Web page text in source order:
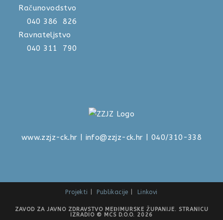
Računovodstvo
040 386 826
Ravnateljstvo
040 311 790
www.zzjz-ck.hr info@zzjz-ck.hr | 040/310-338
Projekti Publikacije Linkovi
ZAVOD ZA JAVNO ZDRAVSTVO MEĐIMURSKE ŽUPANIJE. STRANICU
IZRADIO © MCS D.O.O. 2026